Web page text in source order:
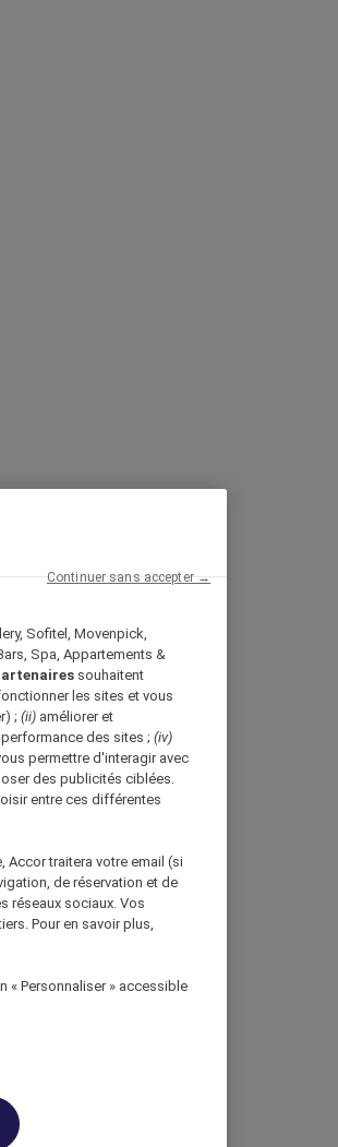
Sofitel, Movenpick,
Spa, Appartements &
souhaitent
les sites et vous
; (ii) améliorer et
des sites ; (iv)
permettre d'interagir avec
des publicités ciblées.
entre ces différentes
Accor traitera votre email (si
de réservation et de
réseaux sociaux. Vos
Pour en savoir plus,
« Personnaliser » accessible
Continuer sans accepter →